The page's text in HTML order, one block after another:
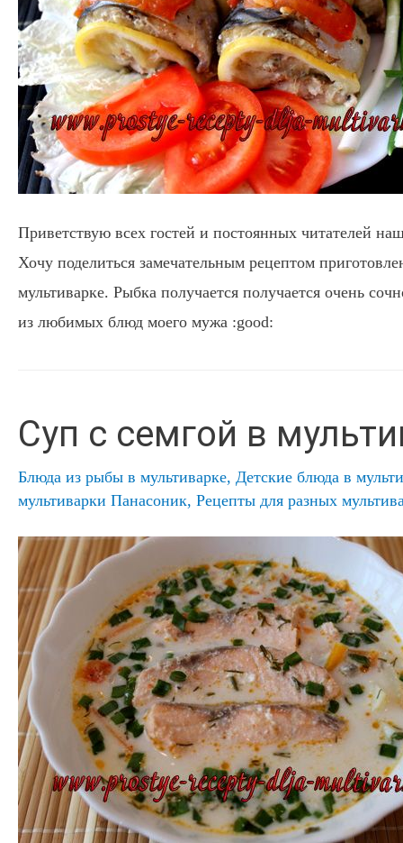
Приветствую всех гостей и постоянных читателей
Хочу поделиться замечательным рецептом
мультиварке. Рыбка получается получается очень
из любимых блюд моего мужа :good:
Суп с семгой в
Блюда из рыбы в мультиварке, Детские блюда в
мультиварки Панасоник, Рецепты для разных